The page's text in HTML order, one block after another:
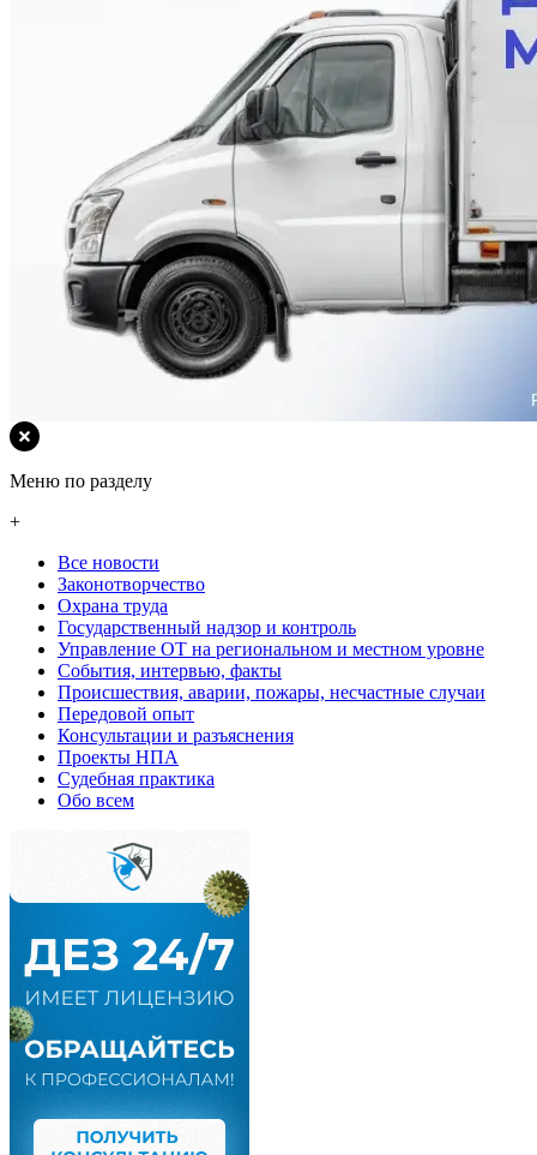
Меню по разделу
+
Все новости
Законотворчество
Охрана труда
Государственный надзор и контроль
Управление ОТ на региональном и местном уровне
События, интервью, факты
Происшествия, аварии, пожары, несчастные случаи
Передовой опыт
Консультации и разъяснения
Проекты НПА
Судебная практика
Обо всем